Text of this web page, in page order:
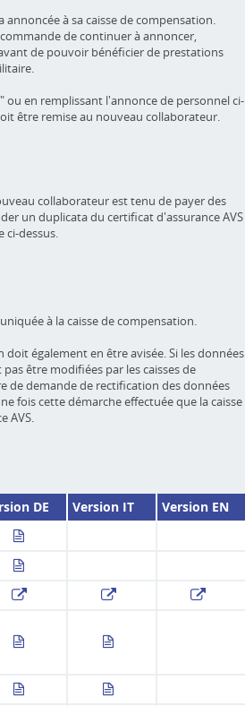
à sa caisse de compensation.
de continuer à annoncer,
de pouvoir bénéficier de prestations
ou en remplissant l'annonce de personnel ci-
être remise au nouveau collaborateur.
collaborateur est tenu de payer des
un duplicata du certificat d'assurance AVS
ci-dessus.
à la caisse de compensation.
doit également en être avisée. Si les données
être modifiées par les caisses de
de demande de rectification des données
fois cette démarche effectuée que la caisse
AVS.
DE Version IT
Version EN